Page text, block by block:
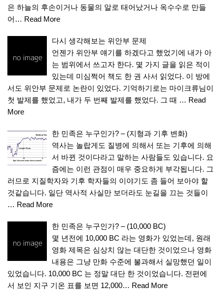
은 하늘의 후손이거나 동물의 알로 태어났거나 옥수수로 만들
어… Read More
다시 생각해보는 위안부 문제
언젠가 위안부 얘기를 하겠다고 했었기에 내가 아
는 범위에서 쓰고자 한다. 몇 가지 글을 읽은 적이
있는데 미심쩍어 책도 한 권 사서 읽었다. 이 방에
서도 위안부 문제로 논란이 있었다. 기억하기로는 마이크류님이
첫 발제를 했었고, 내가 두 번째 발제를 했었다. 그 때 … Read
More
한 민족은 누구인가? – (지형과 기후 변화)
역사는 놀랍게도 질병에 의해서 또는 기후에 의해
서 바뀐 것이다라고 말하는 사람들도 있습니다. 요
즘에는 이런 관점이 매우 중요하게 부각됩니다. 그
러므로 지질학자와 기후 학자들의 이야기도 좀 들어 보아야 할
것같습니다. 일단 역사적 사실만 보더라도 눈길을 끄는 것들이
… Read More
한 민족은 누구인가? – (10,000 BC)
몇 년전에 10,000 BC 라는 영화가 있었는데, 원래
영화 제목은 심상치 않는 대단한 것이었으나 영화
내용은 그냥 만화 수준에 불과해서 실망했던 일이
있었습니다. 10,000 BC 는 정말 대단 한 것이었습니다. 전편에
서 보인 지구 기온 표를 보면 12,000… Read More